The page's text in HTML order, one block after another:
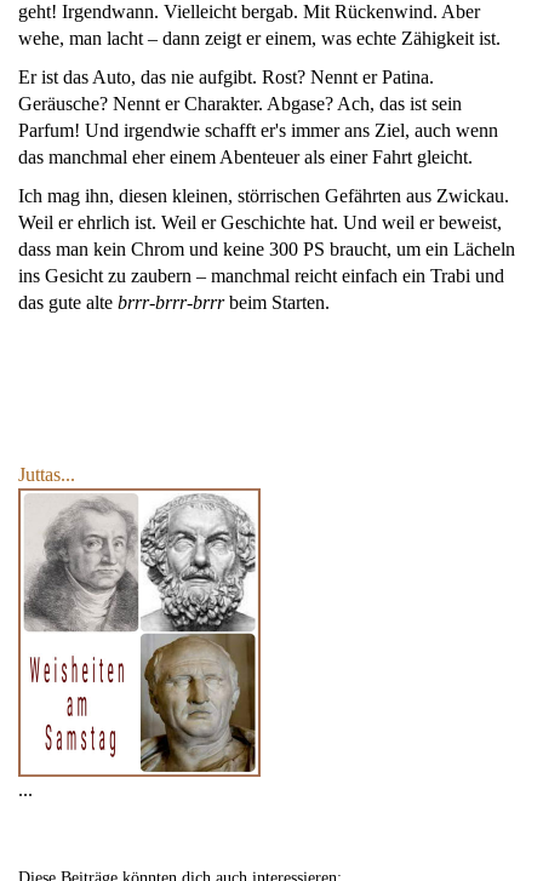
geht! Irgendwann. Vielleicht bergab. Mit Rückenwind. Aber
wehe, man lacht – dann zeigt er einem, was echte Zähigkeit ist.
Er ist das Auto, das nie aufgibt. Rost? Nennt er Patina.
Geräusche? Nennt er Charakter. Abgase? Ach, das ist sein
Parfum! Und irgendwie schafft er's immer ans Ziel, auch wenn
das manchmal eher einem Abenteuer als einer Fahrt gleicht.
Ich mag ihn, diesen kleinen, störrischen Gefährten aus Zwickau.
Weil er ehrlich ist. Weil er Geschichte hat. Und weil er beweist,
dass man kein Chrom und keine 300 PS braucht, um ein Lächeln
ins Gesicht zu zaubern – manchmal reicht einfach ein Trabi und
das gute alte brrr-brrr-brrrbeim Starten.
Juttas...
...